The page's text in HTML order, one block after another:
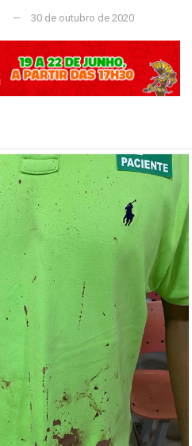
30 de outubro de 2020